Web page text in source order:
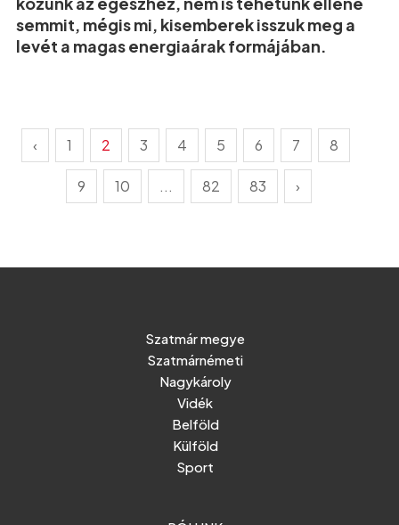
semmit, mégis mi, kisemberek isszuk meg a
levét a magas energiaárak formájában.
‹ 1 2 3 4 5 6 7 8
9 10 ... 82 83 ›
Szatmár megye
Szatmárnémeti
Nagykároly
Vidék
Belföld
Külföld
Sport